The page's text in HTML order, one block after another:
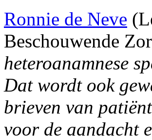
Ronnie de Neve
Beschouwende
heteroanamnese
Dat wordt ook
brieven van
voor de aandacht